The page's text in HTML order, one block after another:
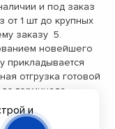
и под заказ
1 шт до крупных
заказу 5.
новейшего
отгрузка готовой
терминала
с 2000 года
и